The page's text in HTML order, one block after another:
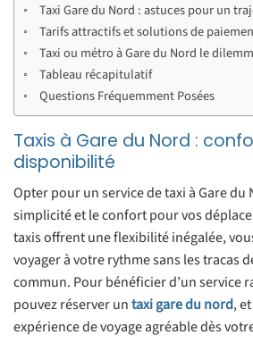
Taxi Gare du Nord : astuces pour un
Tarifs attractifs et solutions de
Taxi ou métro à Gare du Nord le
Tableau récapitulatif
Questions Fréquemment Posées
Taxis à Gare du Nord :
disponibilité
Opter pour un service de taxi à Gare du
simplicité et le confort pour vos
taxis offrent une flexibilité inégalée,
voyager à votre rythme sans les tracas
commun. Pour bénéficier d’un service
pouvez réserver untaxi gare du nord,
expérience de voyage agréable dès